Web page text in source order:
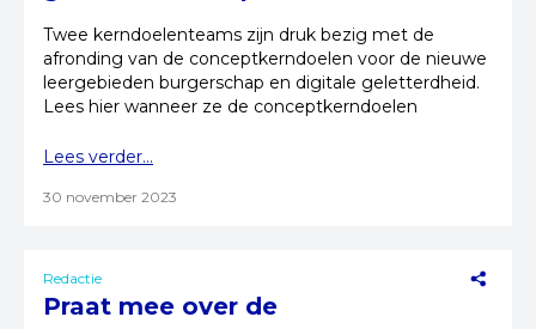
Twee kerndoelenteams zijn druk bezig met de
afronding van de conceptkerndoelen voor de nieuwe
leergebieden burgerschap en digitale geletterdheid.
Lees hier wanneer ze de conceptkerndoelen
Lees verder...
30 november 2023
Redactie
Praat mee over de